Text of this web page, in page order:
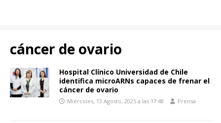
cáncer de ovario
Hospital Clínico Universidad de Chile
identifica microARNs capaces de frenar el
cáncer de ovario
Miércoles, 13 Agosto, 2025 a las 17:48 Prensa